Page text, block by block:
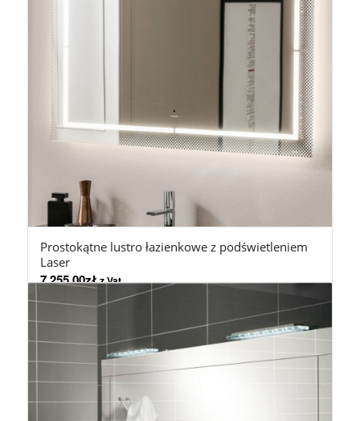
Prostokątne lustro łazienkowe z podświetleniem
Laser
7.255,00zł z Vat